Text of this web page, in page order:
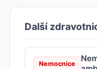
Další
Nemocnice